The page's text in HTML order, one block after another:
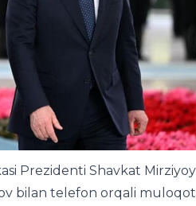
Prezidenti Shavkat
bilan telefon orqali